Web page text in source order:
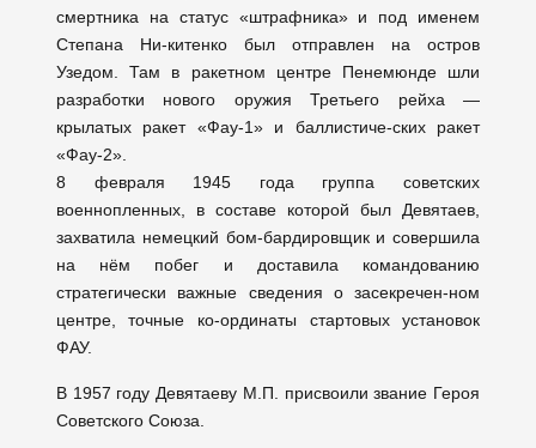
смертника на статус «штрафника» и под именем
Степана Ни-китенко был отправлен на остров
Узедом. Там в ракетном центре Пенемюнде шли
разработки нового оружия Третьего рейха —
крылатых ракет «Фау-1» и баллистиче-ских ракет
«Фау-2».
8 февраля 1945 года группа советских
военнопленных, в составе которой был Девятаев,
захватила немецкий бом-бардировщик и совершила
на нём побег и доставила командованию
стратегически важные сведения о засекречен-ном
центре, точные ко-ординаты стартовых установок
ФАУ.
В 1957 году Девятаеву М.П. присвоили звание Героя
Советского Союза.